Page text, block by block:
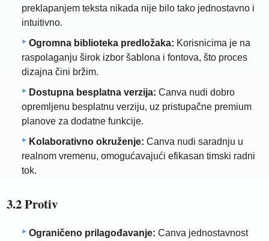
preklapanjem teksta nikada nije bilo tako jednostavno i
intuitivno.
Ogromna biblioteka predložaka: Korisnicima je na
raspolaganju širok izbor šablona i fontova, što proces
dizajna čini bržim.
Dostupna besplatna verzija: Canva nudi dobro
opremljenu besplatnu verziju, uz pristupačne premium
planove za dodatne funkcije.
Kolaborativno okruženje: Canva nudi saradnju u
realnom vremenu, omogućavajući efikasan timski radni
tok.
3.2 Protiv
Ograničeno prilagođavanje: Canva jednostavnost